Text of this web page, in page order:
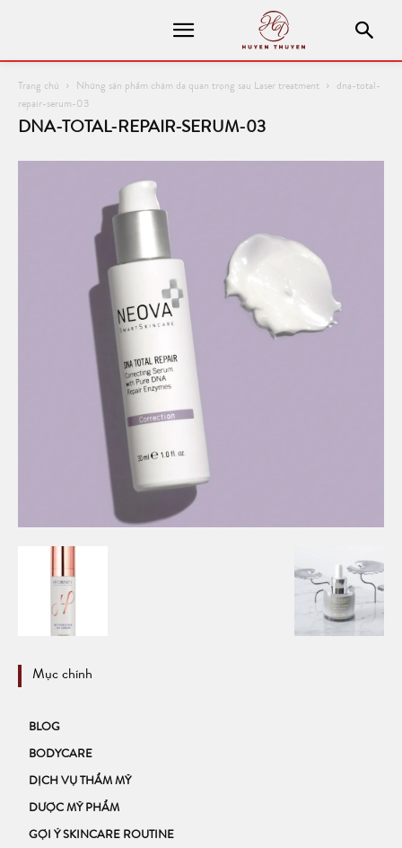
Trang chủ Những sản phẩm chăm da quan trọng sau Laser treatment
dna-total-
repair-serum-03
DNA-TOTAL-REPAIR-SERUM-03
Mục chính
BLOG
BODYCARE
DỊCH VỤ THẨM MỸ
DƯỢC MỸ PHẨM
GỢI Ý SKINCARE ROUTINE